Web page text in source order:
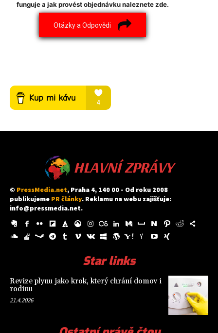
funguje a jak provést objednávku naleznete zde.
Otázky a Odpovědi
HLAVNÍ ZPRÁVY
© PressMedia.net, Praha 4, 140 00 - Od roku 2008
publikujeme PR články. Reklamu na webu zajišťuje:
info@pressmedia.net.
Star links
Revize plynu jako krok, který chrání domov i
rodinu
21.4.2026